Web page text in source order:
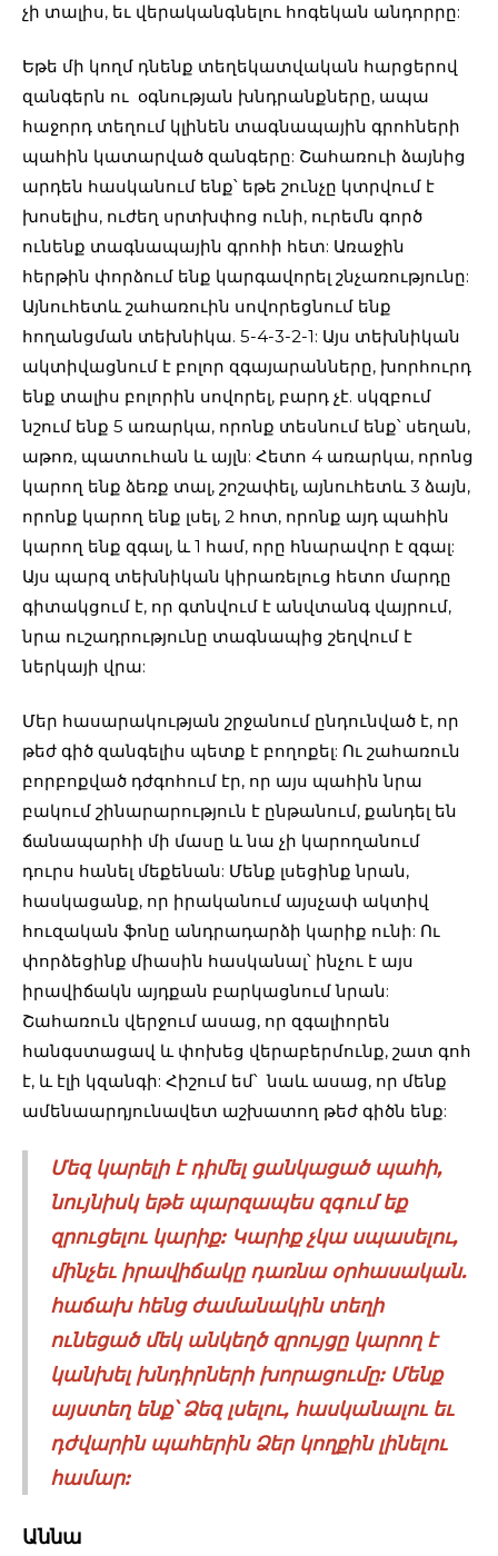
չի տալիս, եւ վերականգնելու հոգեկան անդորրը:
Եթե մի կողմ դնենք տեղեկատվական հարցերով
զանգերն ու օգնության խնդրանքները, ապա
հաջորդ տեղում կլինեն տագնապային գրոհների
պահին կատարված զանգերը: Շահառուի ձայնից
արդեն հասկանում ենք՝ եթե շունչը կտրվում է
խոսելիս, ուժեղ սրտխփոց ունի, ուրեմն գործ
ունենք տագնապային գրոհի հետ: Առաջին
հերթին փորձում ենք կարգավորել շնչառությունը:
Այնուհետև շահառուին սովորեցնում ենք
հողանցման տեխնիկա. 5-4-3-2-1: Այս տեխնիկան
ակտիվացնում է բոլոր զգայարանները, խորհուրդ
ենք տալիս բոլորին սովորել, բարդ չէ. սկզբում
նշում ենք 5 առարկա, որոնք տեսնում ենք՝ սեղան,
աթոռ, պատուհան և այլն: Հետո 4 առարկա, որոնց
կարող ենք ձեռք տալ, շոշափել, այնուհետև 3 ձայն,
որոնք կարող ենք լսել, 2 հոտ, որոնք այդ պահին
կարող ենք զգալ, և 1 համ, որը հնարավոր է զգալ:
Այս պարզ տեխնիկան կիրառելուց հետո մարդը
գիտակցում է, որ գտնվում է անվտանգ վայրում,
նրա ուշադրությունը տագնապից շեղվում է
ներկայի վրա:
Մեր հասարակության շրջանում ընդունված է, որ
թեժ գիծ զանգելիս պետք է բողոքել: Ու շահառուն
բորբոքված դժգոհում էր, որ այս պահին նրա
բակում շինարարություն է ընթանում, քանդել են
ճանապարհի մի մասը և նա չի կարողանում
դուրս հանել մեքենան: Մենք լսեցինք նրան,
հասկացանք, որ իրականում այսչափ ակտիվ
հուզական ֆոնը անդրադարձի կարիք ունի: Ու
փորձեցինք միասին հասկանալ՝ ինչու է այս
իրավիճակն այդքան բարկացնում նրան:
Շահառուն վերջում ասաց, որ զգալիորեն
հանգստացավ և փոխեց վերաբերմունք, շատ գոհ
է, և էլի կզանգի: Հիշում եմ՝ նաև ասաց, որ մենք
ամենաարդյունավետ աշխատող թեժ գիծն ենք:
Մեզ կարելի է դիմել ցանկացած պահի,
նույնիսկ եթե պարզապես զգում եք
զրուցելու կարիք: Կարիք չկա սպասելու,
մինչեւ իրավիճակը դառնա օրհասական.
հաճախ հենց ժամանակին տեղի
ունեցած մեկ անկեղծ զրույցը կարող է
կանխել խնդիրների խորացումը: Մենք
այստեղ ենք՝ Ձեզ լսելու, հասկանալու եւ
դժվարին պահերին Ձեր կողքին լինելու
համար:
Աննա